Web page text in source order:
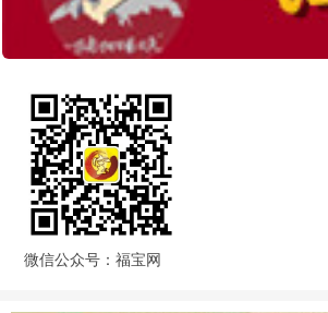
微信公众号：福宝网